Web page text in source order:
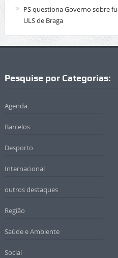
PS questiona Governo sobre
ULS de Braga
Pesquise por Categorias:
Agenda
Barcelos
Desporto
Internacional
outros destaques
Região
Saúde e Ambiente
Social